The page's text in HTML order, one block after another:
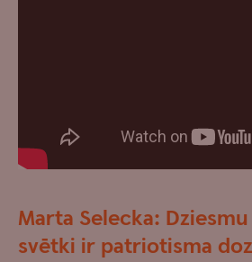
Marta Selecka:
svētki ir patriotisma